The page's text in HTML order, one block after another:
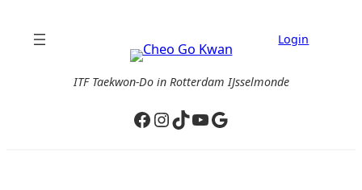
Login
ITF Taekwon-Do in Rotterdam IJsselmonde
Facebook
Instagram
TikTok
YouTube
Google